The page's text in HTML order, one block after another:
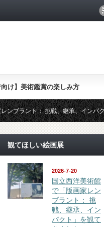
向け】美術鑑賞の楽しみ方
承、インパクト」を観てきました
観てほしい絵画展
2026-7-20
国立西洋美術館
で「版画家レン
ブラント： 挑
戦、継承、イン
パクト」を観て